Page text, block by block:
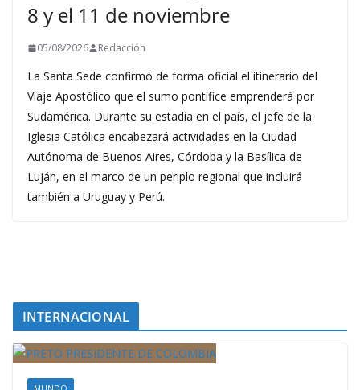
8 y el 11 de noviembre
05/08/2026 Redacción
La Santa Sede confirmó de forma oficial el itinerario del
Viaje Apostólico que el sumo pontífice emprenderá por
Sudamérica. Durante su estadía en el país, el jefe de la
Iglesia Católica encabezará actividades en la Ciudad
Autónoma de Buenos Aires, Córdoba y la Basílica de
Luján, en el marco de un periplo regional que incluirá
también a Uruguay y Perú.
INTERNACIONAL